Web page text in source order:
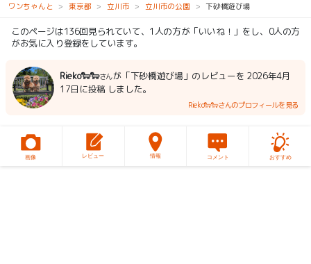
ワンちゃんと 東京都 立川市 立川市の公園 下砂橋遊び場
このページは136回見られていて、1人の方が「いいね！」をし、0人の方
がお気に入り登録をしています。
Rieko🐑🐑さんが「下砂橋遊び場」のレビューを 2026年4月
17日に投稿 しました。
Rieko🐑🐑さんのプロフィールを見る
画像 レビュー 情報 コメント おすすめ